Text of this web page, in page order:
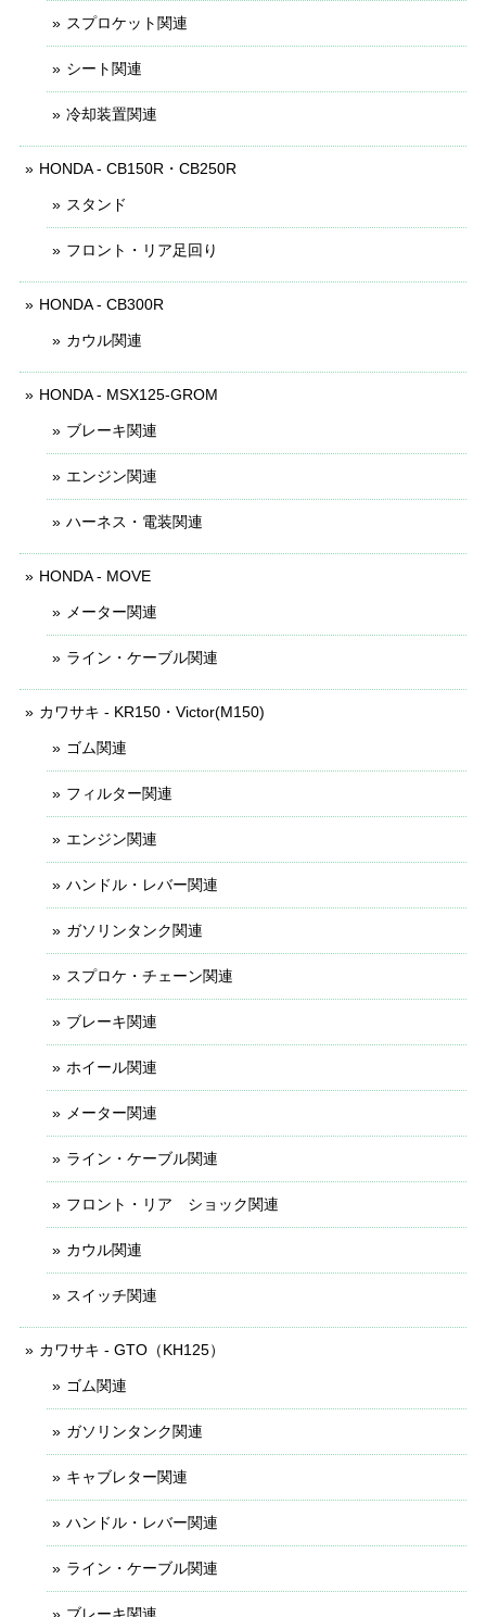
スプロケット関連
シート関連
冷却装置関連
HONDA - CB150R・CB250R
スタンド
フロント・リア足回り
HONDA - CB300R
カウル関連
HONDA - MSX125-GROM
ブレーキ関連
エンジン関連
ハーネス・電装関連
HONDA - MOVE
メーター関連
ライン・ケーブル関連
カワサキ - KR150・Victor(M150)
ゴム関連
フィルター関連
エンジン関連
ハンドル・レバー関連
ガソリンタンク関連
スプロケ・チェーン関連
ブレーキ関連
ホイール関連
メーター関連
ライン・ケーブル関連
フロント・リア ショック関連
カウル関連
スイッチ関連
カワサキ - GTO（KH125）
ゴム関連
ガソリンタンク関連
キャブレター関連
ハンドル・レバー関連
ライン・ケーブル関連
ブレーキ関連